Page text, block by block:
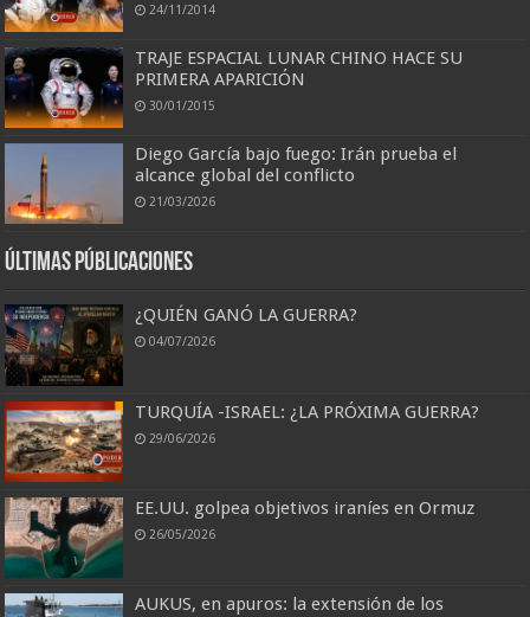
24/11/2014
TRAJE ESPACIAL LUNAR CHINO HACE SU
PRIMERA APARICIÓN
30/01/2015
Diego García bajo fuego: Irán prueba el
alcance global del conflicto
21/03/2026
Últimas Públicaciones
¿QUIÉN GANÓ LA GUERRA?
04/07/2026
TURQUÍA -ISRAEL: ¿LA PRÓXIMA GUERRA?
29/06/2026
EE.UU. golpea objetivos iraníes en Ormuz
26/05/2026
AUKUS, en apuros: la extensión de los